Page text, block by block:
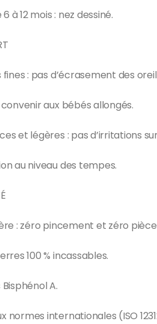
à 12 mois : nez dessiné.
: pas d’écrasement des
aux bébés allongés.
et légères : pas d’irritations
au niveau des tempes.
: zéro pincement et zéro
100 % incassables.
A.
internationales (ISO